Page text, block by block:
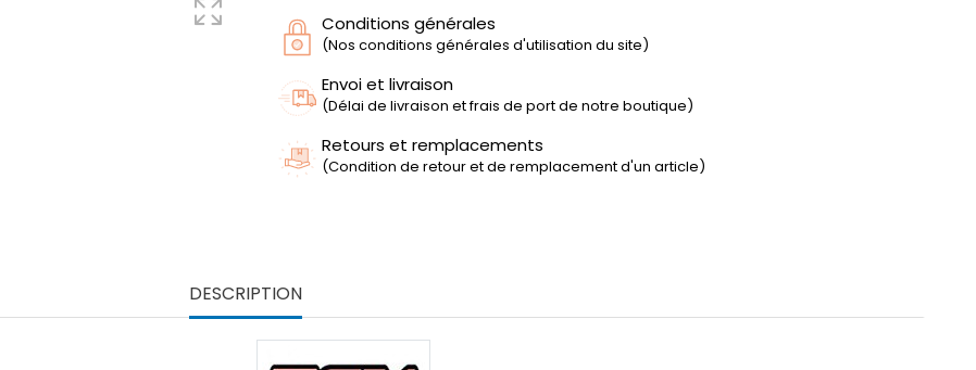
Conditions générales
(Nos conditions générales d'utilisation du site)
Envoi et livraison
(Délai de livraison et frais de port de notre boutique)
Retours et remplacements
(Condition de retour et de remplacement d'un article)
DESCRIPTION